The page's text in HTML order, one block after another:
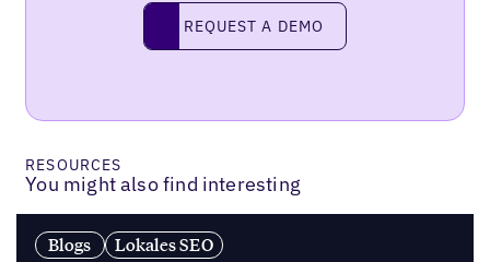
Request a demo
REQUEST A DEMO
RESOURCES
You might also find interesting
Blogs Lokales SEO